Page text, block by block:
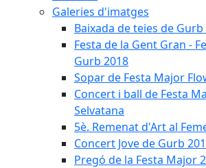
Galeries d'imatges
Baixada de teies de Gurb
Festa de la Gent Gran -
Gurb 2018
Sopar de Festa Major
Concert i ball de Festa
Selvatana
5è. Remenat d'Art al
Concert Jove de Gurb
Pregó de la Festa Major